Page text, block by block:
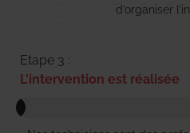
d’organiser
Etape 3 :
L'intervention est réalisée